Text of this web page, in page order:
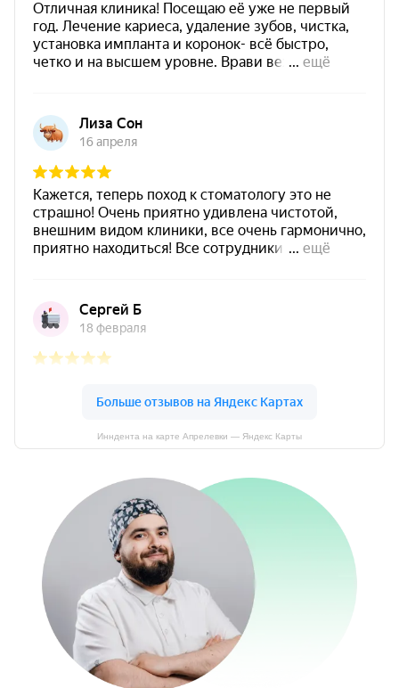
Инндента на карте Апрелевки — Яндекс Карты